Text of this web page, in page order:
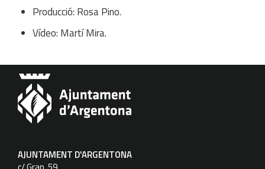
Producció: Rosa Pino.
Vídeo: Martí Mira.
AJUNTAMENT D'ARGENTONA